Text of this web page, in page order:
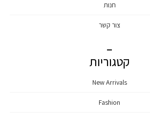
חנות
צור קשר
קטגוריות
New Arrivals
Fashion